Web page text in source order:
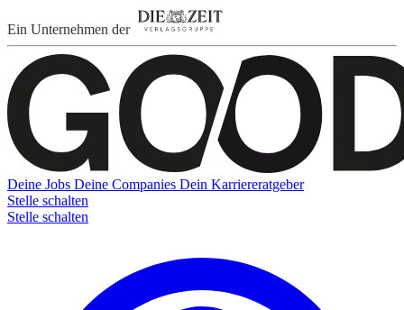
Ein Unternehmen der
Deine Jobs Deine Companies Dein Karriereratgeber
Stelle schalten
Stelle schalten